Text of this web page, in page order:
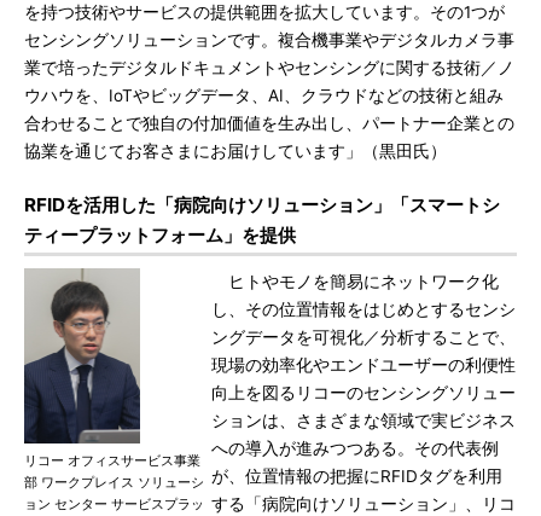
を持つ技術やサービスの提供範囲を拡大しています。その1つが
センシングソリューションです。複合機事業やデジタルカメラ事
業で培ったデジタルドキュメントやセンシングに関する技術／ノ
ウハウを、IoTやビッグデータ、AI、クラウドなどの技術と組み
合わせることで独自の付加価値を生み出し、パートナー企業との
協業を通じてお客さまにお届けしています」（黒田氏）
RFIDを活用した「病院向けソリューション」「スマートシ
ティープラットフォーム」を提供
リコー オフィスサービス事業
部 ワークプレイス ソリューシ
ョン センター サービスプラッ
ヒトやモノを簡易にネットワーク化
し、その位置情報をはじめとするセンシ
ングデータを可視化／分析することで、
現場の効率化やエンドユーザーの利便性
向上を図るリコーのセンシングソリュー
ションは、さまざまな領域で実ビジネス
への導入が進みつつある。その代表例
が、位置情報の把握にRFIDタグを利用
する「病院向けソリューション」、リコ